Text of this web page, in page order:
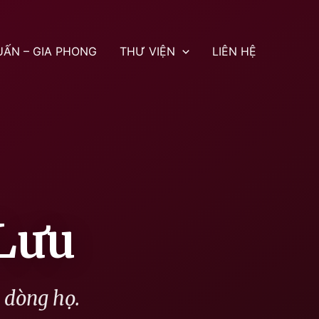
– GIA PHONG THƯ VIỆN LIÊN HỆ
họ.